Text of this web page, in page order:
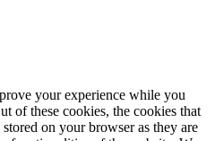
your experience while you
of these cookies, the cookies that
stored on your browser as they are